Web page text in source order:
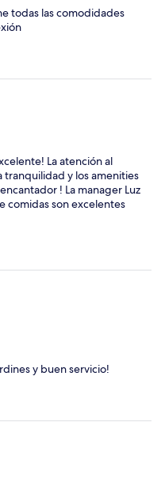
todas las comodidades
La atención al
tranquilidad y los amenities
! La manager Luz
comidas son excelentes
y buen servicio!